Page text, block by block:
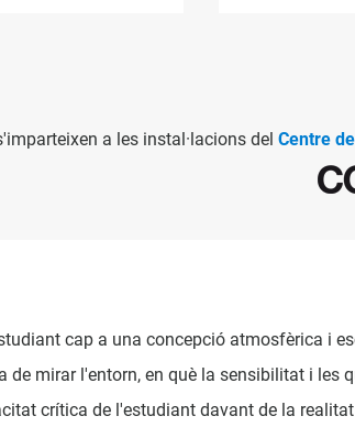
a les instal·lacions del Centre
cap a una concepció atmosfèrica i
de mirar l'entorn, en què la sensibilitat i
crítica de l'estudiant davant de la